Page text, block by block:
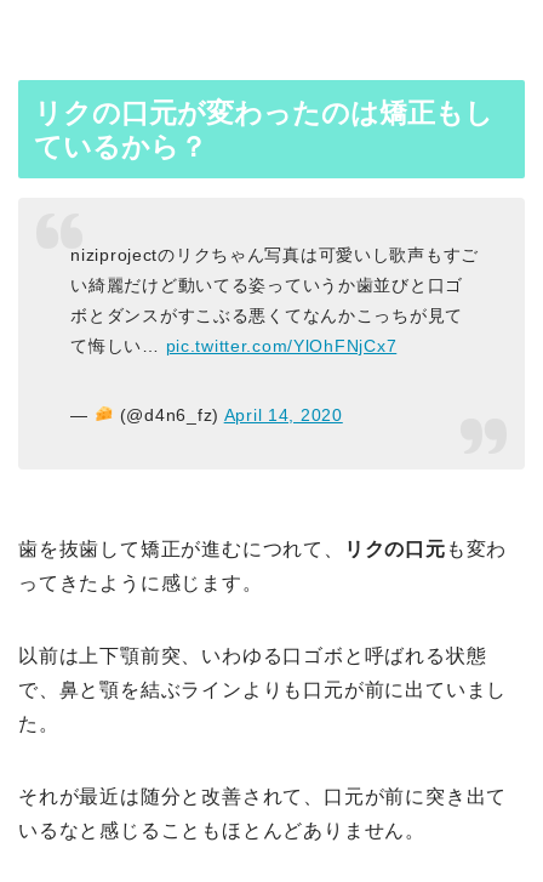
リクの口元が変わったのは矯正もし
ているから？
niziprojectのリクちゃん写真は可愛いし歌声もすご
い綺麗だけど動いてる姿っていうか歯並びと口ゴ
ボとダンスがすこぶる悪くてなんかこっちが見て
て悔しい… pic.twitter.com/YlOhFNjCx7
— (@d4n6_fz) April 14, 2020
歯を抜歯して矯正が進むにつれて、 リクの口元 も変わ
ってきたように感じます。
以前は上下顎前突、いわゆる口ゴボと呼ばれる状態
で、鼻と顎を結ぶラインよりも口元が前に出ていまし
た。
それが最近は随分と改善されて、口元が前に突き出て
いるなと感じることもほとんどありません。